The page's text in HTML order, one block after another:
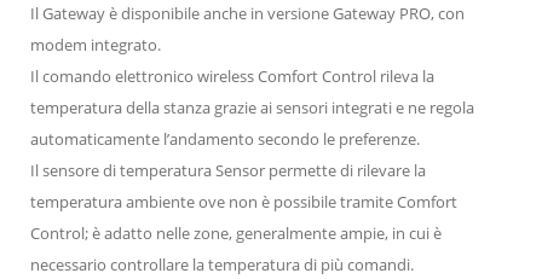
Il Gateway è disponibile anche in versione Gateway PRO, con
modem integrato.
Il comando elettronico wireless Comfort Control rileva la
temperatura della stanza grazie ai sensori integrati e ne regola
automaticamente l’andamento secondo le preferenze.
Il sensore di temperatura Sensor permette di rilevare la
temperatura ambiente ove non è possibile tramite Comfort
Control; è adatto nelle zone, generalmente ampie, in cui è
necessario controllare la temperatura di più comandi.